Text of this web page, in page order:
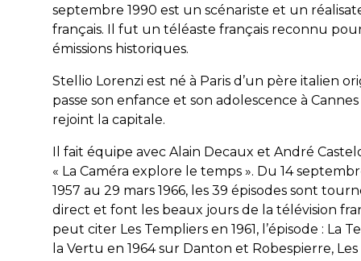
septembre 1990 est un scénariste et un
français. Il fut un téléaste français reconnu
émissions historiques.
Stellio Lorenzi est né à Paris d’un père italien
passe son enfance et son adolescence à
rejoint la capitale.
Il fait équipe avec Alain Decaux et André
« La Caméra explore le temps ». Du 14
1957 au 29 mars 1966, les 39 épisodes sont
direct et font les beaux jours de la télévision
peut citer Les Templiers en 1961, l’épisode : La
la Vertu en 1964 sur Danton et Robespierre,